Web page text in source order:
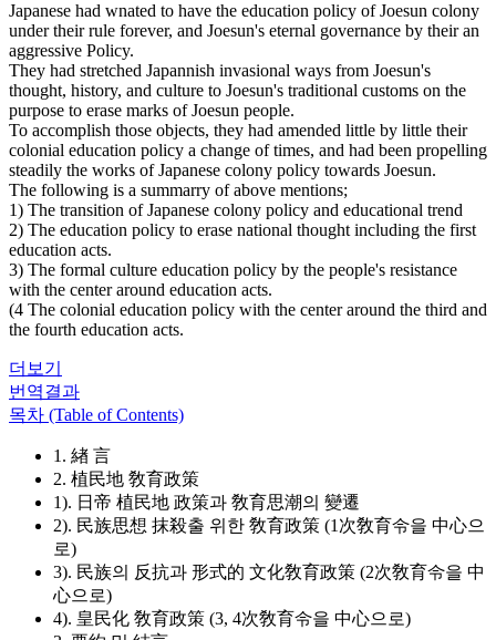
Japanese had wnated to have the education policy of Joesun colony
under their rule forever, and Joesun's eternal governance by their an
aggressive Policy.
They had stretched Japannish invasional ways from Joesun's
thought, history, and culture to Joesun's traditional customs on the
purpose to erase marks of Joesun people.
To accomplish those objects, they had amended little by little their
colonial education policy a change of times, and had been propelling
steadily the works of Japanese colony policy towards Joesun.
The following is a summarry of above mentions;
1) The transition of Japanese colony policy and educational trend
2) The education policy to erase national thought including the first
education acts.
3) The formal culture education policy by the people's resistance
with the center around education acts.
(4 The colonial education policy with the center around the third and
the fourth education acts.
더보기
번역결과
목차 (Table of Contents)
1. 緖 言
2. 植民地 敎育政策
1). 日帝 植民地 政策과 敎育思潮의 變遷
2). 民族思想 抹殺출 위한 敎育政策 (1次敎育令을 中心으
로)
3). 民族의 反抗과 形式的 文化敎育政策 (2次敎育令을 中
心으로)
4). 皇民化 敎育政策 (3, 4次敎育令을 中心으로)